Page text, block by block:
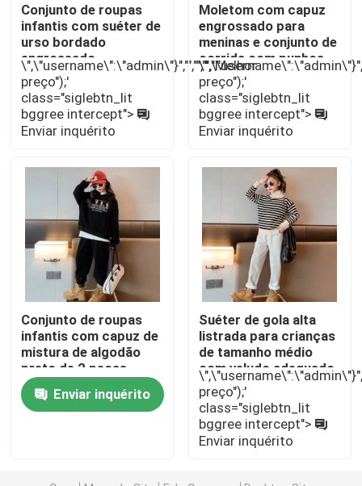
Roupas para meninas
Roupas para meninos adolescentes
Conjunto de roupas infantis
Casacos infantis quentes
Calça infantil
Roupas infantis
Roupas infantis da moda
Cardigãs infantis
Roupas infantis com proteção solar
Conjunto de roupas
infantis com suéter de
urso bordado
engrossado
\",\"username\":\"admin\"}","","","","Melhor
preço");'
class="siglebtn_lit
bggree intercept">
Enviar inquérito
Moletom com capuz
engrossado para
meninas e conjunto de
corrida com punhos
elásticos padrão de
desenho animado
preço");'
class="siglebtn_lit
bggree intercept">
Enviar inquérito
Conjunto de roupas
infantis com capuz de
mistura de algodão
preto de 2 peças
Enviar inquérito
Suéter de gola alta
listrada para crianças
de tamanho médio
com veludo adequado
para a pele
preço");'
class="siglebtn_lit
bggree intercept">
Enviar inquérito